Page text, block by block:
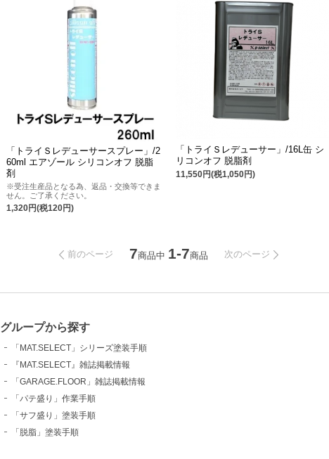
「トライＳレデューサースプレー」/2
60ml エアゾール シリコンオフ 脱脂
剤
※受注生産品となる為、返品・交換等できま
せん。ご了承ください。
1,320円(税120円)
「トライＳレデューサー」/16L缶 シ
リコンオフ 脱脂剤
11,550円(税1,050円)
前のページ 7商品中 1-7商品 次のページ
グループから探す
「MAT.SELECT」シリーズ塗装手順
『MAT.SELECT』雑誌掲載情報
「GARAGE.FLOOR」雑誌掲載情報
「パテ盛り」作業手順
「サフ盛り」塗装手順
「脱脂」塗装手順